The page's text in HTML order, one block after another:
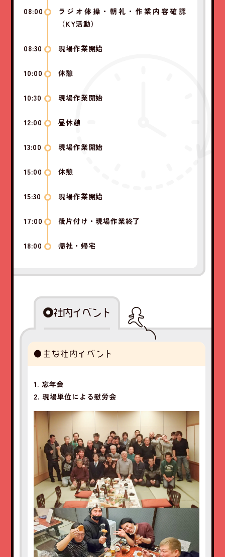
08:00
ラジオ体操・朝礼・作業内容確認
（KY活動）
08:30 現場作業開始
10:00 休憩
10:30 現場作業開始
12:00 昼休憩
13:00 現場作業開始
15:00 休憩
15:30 現場作業開始
17:00 後片付け・現場作業終了
18:00 帰社・帰宅
社内イベント
●主な社内イベント
1. 忘年会
2. 現場単位による慰労会